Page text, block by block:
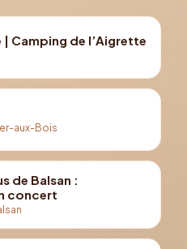
| Camping de l’Aigrette
aux-Bois
de Balsan :
concert